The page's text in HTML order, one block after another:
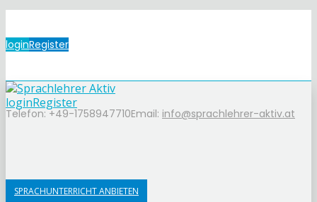
loginRegister
Telefon: +49-1758947710Email: info@sprachlehrer-aktiv.at
loginRegister
SPRACHUNTERRICHT ANBIETEN